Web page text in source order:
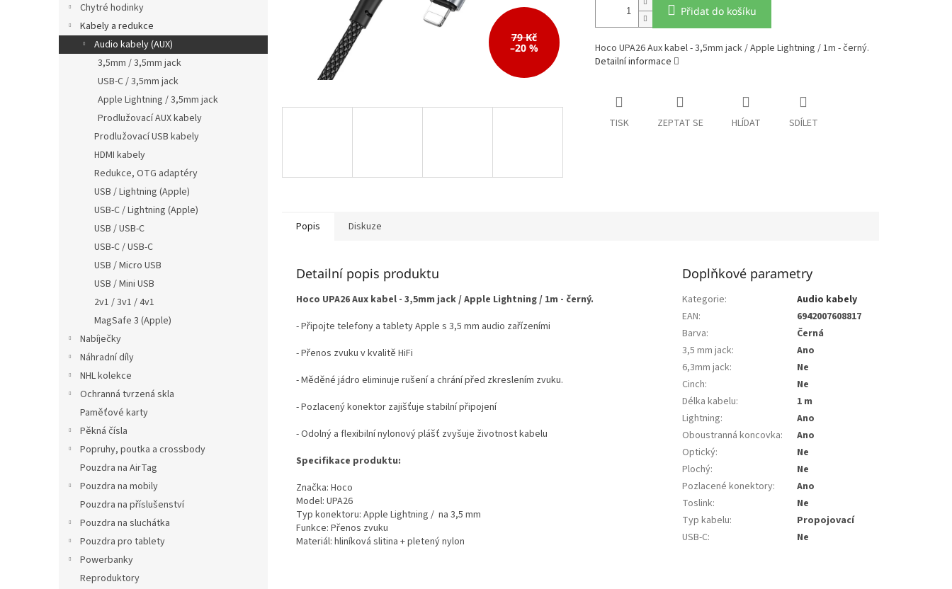
Chytré hodinky
Kabely a redukce
Audio kabely (AUX)
3,5mm / 3,5mm jack
USB-C / 3,5mm jack
Apple Lightning / 3,5mm jack
Prodlužovací AUX kabely
Prodlužovací USB kabely
HDMI kabely
Redukce, OTG adaptéry
USB / Lightning (Apple)
USB-C / Lightning (Apple)
USB / USB-C
USB-C / USB-C
USB / Micro USB
USB / Mini USB
2v1 / 3v1 / 4v1
MagSafe 3 (Apple)
Nabíječky
Náhradní díly
NHL kolekce
Ochranná tvrzená skla
Paměťové karty
Pěkná čísla
Popruhy, poutka a crossbody
Pouzdra na AirTag
Pouzdra na mobily
Pouzdra na příslušenství
Pouzdra na sluchátka
Pouzdra pro tablety
Powerbanky
Reproduktory
79 Kč
–20 %
Přidat do košíku
Hoco UPA26 Aux kabel - 3,5mm jack / Apple Lightning / 1m - černý.
Detailní informace
TISK ZEPTAT SE HLÍDAT SDÍLET
Popis Diskuze
Detailní popis produktu
Hoco UPA26 Aux kabel - 3,5mm jack / Apple Lightning / 1m - černý.
- Připojte telefony a tablety Apple s 3,5 mm audio zařízeními
- Přenos zvuku v kvalitě HiFi
- Měděné jádro eliminuje rušení a chrání před zkreslením zvuku.
- Pozlacený konektor zajišťuje stabilní připojení
- Odolný a flexibilní nylonový plášť zvyšuje životnost kabelu
Specifikace produktu:
Značka: Hoco
Model: UPA26
Typ konektoru: Apple Lightning / na 3,5 mm
Funkce: Přenos zvuku
Materiál: hliníková slitina + pletený nylon
Doplňkové parametry
Kategorie:
Audio kabely
EAN:
6942007608817
Barva:
Černá
3,5 mm jack:
Ano
6,3mm jack:
Ne
Cinch:
Ne
Délka kabelu:
1 m
Lightning:
Ano
Oboustranná koncovka:
Ano
Optický:
Ne
Plochý:
Ne
Pozlacené konektory:
Ano
Toslink:
Ne
Typ kabelu:
Propojovací
USB-C: Ne